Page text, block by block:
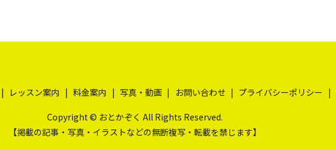
レッスン案内 料金案内 写真・動画 お問い合わせ プライバシーポリシー
Copyright © おとかぞく All Rights Reserved.
【掲載の記事・写真・イラストなどの無断複写・転載を禁じます】